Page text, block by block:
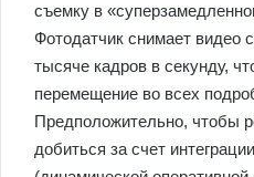
съемку в
Фотодатчик снимает видео
тысяче кадров в секунду,
перемещение во всех
Предположительно, чтобы
добиться за счет